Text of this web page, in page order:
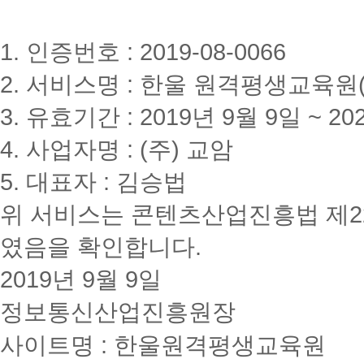
1. 인증번호 : 2019-08-0066
2. 서비스명 : 한울 원격평생교육
3. 유효기간 : 2019년 9월 9일 ~
4. 사업자명 : (주) 교암
5. 대표자 : 김승법
위 서비스는 콘텐츠산업진흥법 제
였음을 확인합니다.
2019년 9월 9일
정보통신산업진흥원장
사이트명 : 한울원격평생교육원